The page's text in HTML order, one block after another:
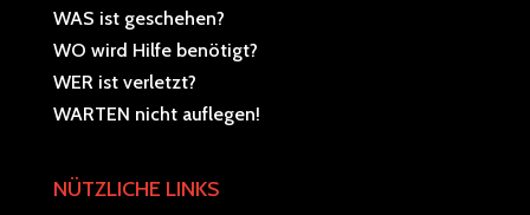
WAS ist geschehen?
WO wird Hilfe benötigt?
WER ist verletzt?
WARTEN nicht auflegen!
NÜTZLICHE LINKS